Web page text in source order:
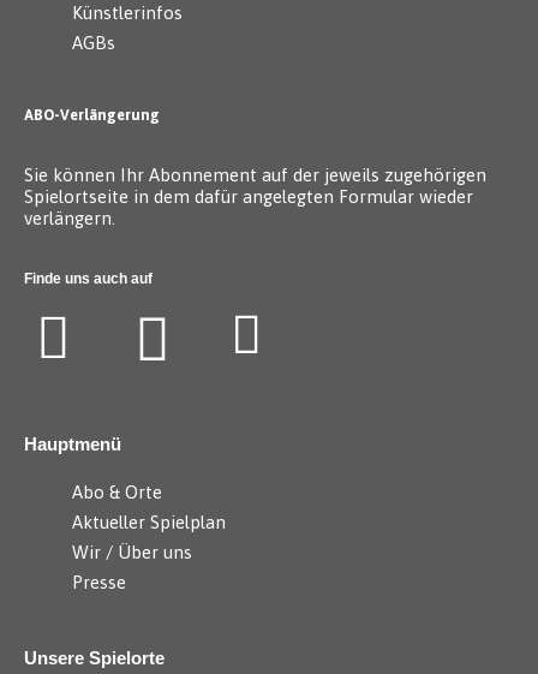
Künstlerinfos
AGBs
ABO-Verlängerung
Sie können Ihr Abonnement auf der jeweils zugehörigen
Spielortseite in dem dafür angelegten Formular wieder
verlängern.
Finde uns auch auf
Hauptmenü
Abo & Orte
Aktueller Spielplan
Wir / Über uns
Presse
Unsere Spielorte